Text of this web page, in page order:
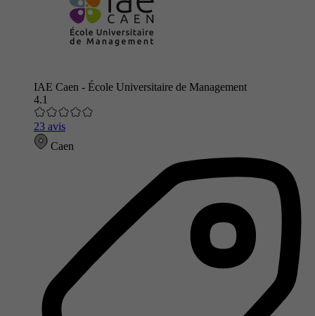
IAE Caen - École Universitaire de Management
4.1
23 avis
Caen